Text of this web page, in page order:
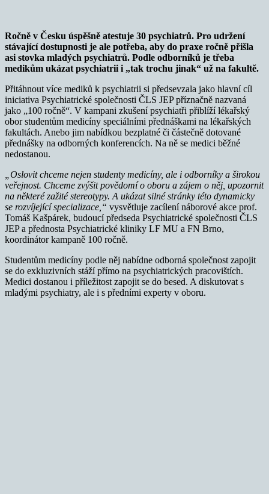
Ročně v Česku úspěšně atestuje 30 psychiatrů. Pro udržení
stávající dostupnosti je ale potřeba, aby do praxe ročně přišla
asi stovka mladých psychiatrů. Podle odborníků je třeba
medikům ukázat psychiatrii i „tak trochu jinak“ už na fakultě.
Přitáhnout více mediků k psychiatrii si předsevzala jako hlavní cíl
iniciativa Psychiatrické společnosti ČLS JEP příznačně nazvaná
jako „100 ročně“. V kampani zkušení psychiatři přiblíží lékařský
obor studentům medicíny speciálními přednáškami na lékařských
fakultách. Anebo jim nabídkou bezplatné či částečně dotované
přednášky na odborných konferencích. Na ně se medici běžné
nedostanou.
„Oslovit chceme nejen studenty medicíny, ale i odborníky a širokou
veřejnost. Chceme zvýšit povědomí o oboru a zájem o něj, upozornit
na některé zažité stereotypy. A ukázat silné stránky této dynamicky
se rozvíjející specializace,“ vysvětluje zacílení náborové akce prof.
Tomáš Kašpárek, budoucí předseda Psychiatrické společnosti ČLS
JEP a přednosta Psychiatrické kliniky LF MU a FN Brno,
koordinátor kampaně 100 ročně.
Studentům medicíny podle něj nabídne odborná společnost zapojit
se do exkluzivních stáží přímo na psychiatrických pracovištích.
Medici dostanou i příležitost zapojit se do besed. A diskutovat s
mladými psychiatry, ale i s předními experty v oboru.